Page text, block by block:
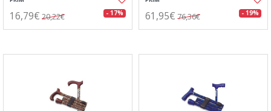
16,79€ 20,22€ - 17% 61,95€ 76,36€ - 19%